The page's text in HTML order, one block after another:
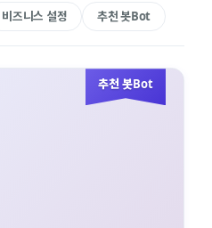
비즈니스 설정 추천 봇Bot
추천 봇Bot